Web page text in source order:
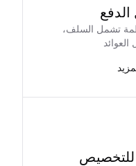
تشمل السلف،
للتخصيص